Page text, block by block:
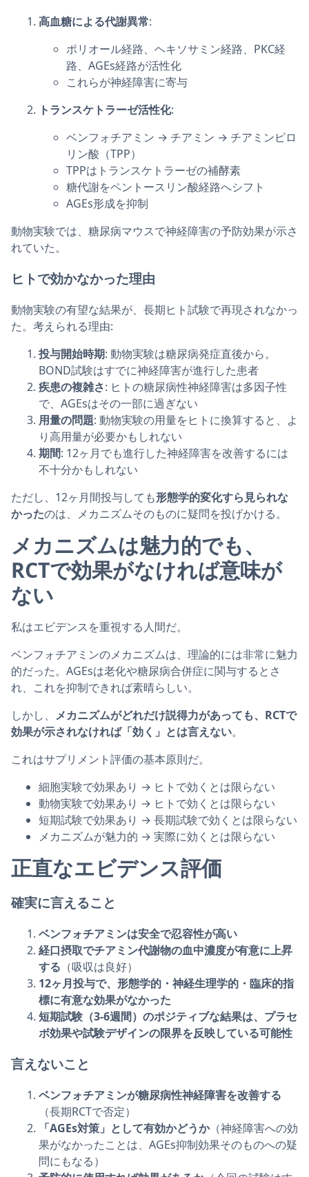
高血糖による代謝異常:
ポリオール経路、ヘキソサミン経路、PKC経
路、AGEs経路が活性化
これらが神経障害に寄与
トランスケトラーゼ活性化:
ベンフォチアミン → チアミン → チアミンピロ
リン酸（TPP）
TPPはトランスケトラーゼの補酵素
糖代謝をペントースリン酸経路へシフト
AGEs形成を抑制
動物実験では、糖尿病マウスで神経障害の予防効果が示さ
れていた。
ヒトで効かなかった理由
動物実験の有望な結果が、長期ヒト試験で再現されなかっ
た。考えられる理由:
投与開始時期: 動物実験は糖尿病発症直後から。
BOND試験はすでに神経障害が進行した患者
疾患の複雑さ: ヒトの糖尿病性神経障害は多因子性
で、AGEsはその一部に過ぎない
用量の問題: 動物実験の用量をヒトに換算すると、よ
り高用量が必要かもしれない
期間: 12ヶ月でも進行した神経障害を改善するには
不十分かもしれない
ただし、12ヶ月間投与しても形態学的変化すら見られな
かったのは、メカニズムそのものに疑問を投げかける。
メカニズムは魅力的でも、
RCTで効果がなければ意味が
ない
私はエビデンスを重視する人間だ。
ベンフォチアミンのメカニズムは、理論的には非常に魅力
的だった。AGEsは老化や糖尿病合併症に関与するとさ
れ、これを抑制できれば素晴らしい。
しかし、 メカニズムがどれだけ説得力があっても、RCTで
効果が示されなければ「効く」とは言えない。
これはサプリメント評価の基本原則だ。
細胞実験で効果あり → ヒトで効くとは限らない
動物実験で効果あり → ヒトで効くとは限らない
短期試験で効果あり → 長期試験で効くとは限らない
メカニズムが魅力的 → 実際に効くとは限らない
正直なエビデンス評価
確実に言えること
ベンフォチアミンは安全で忍容性が高い
経口摂取でチアミン代謝物の血中濃度が有意に上昇
する （吸収は良好）
12ヶ月投与で、形態学的・神経生理学的・臨床的指
標に有意な効果がなかった
短期試験（3-6週間）のポジティブな結果は、プラセ
ボ効果や試験デザインの限界を反映している可能性
言えないこと
ベンフォチアミンが糖尿病性神経障害を改善する
（長期RCTで否定）
「AGEs対策」として有効かどうか（神経障害への効
果がなかったことは、AGEs抑制効果そのものへの疑
問にもなる）